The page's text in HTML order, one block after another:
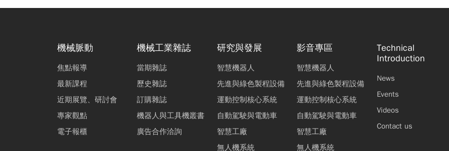
機械脈動
焦點報導
最新課程
近期展覽、研討會
專家觀點
電子報櫃
機械工業雜誌
當期雜誌
歷史雜誌
訂購雜誌
機器人與工具機叢書
廣告合作洽詢
研究與發展
智慧機器人
先進與綠色製程設備
運動控制核心系統
自動駕駛與電動車
智慧工廠
無人機系統
影音專區
智慧機器人
先進與綠色製程設備
運動控制核心系統
自動駕駛與電動車
智慧工廠
無人機系統
Technical
Introduction
News
Events
Videos
Contact us